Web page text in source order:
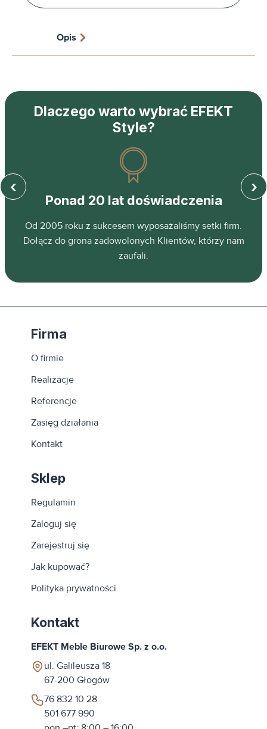
Opis
Dlaczego warto wybrać EFEKT
Style?
Ponad 20 lat doświadczenia
Od 2005 roku z sukcesem wyposażaliśmy setki firm.
Dołącz do grona zadowolonych Klientów, którzy nam
zaufali.
‹ ›
Firma
O firmie
Realizacje
Referencje
Zasięg działania
Kontakt
Sklep
Regulamin
Zaloguj się
Zarejestruj się
Jak kupować?
Polityka prywatności
Kontakt
EFEKT Meble Biurowe Sp. z o.o.
ul. Galileusza 18
67-200 Głogów
76 832 10 28
501 677 990